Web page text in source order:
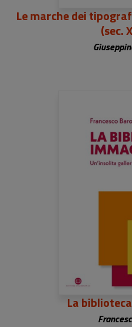
Le marche dei
(sec.
La